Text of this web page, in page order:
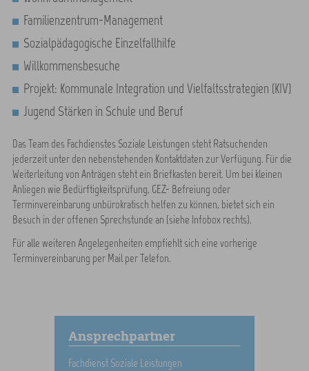
Familienzentrum-Management
Sozialpädagogische Einzelfallhilfe
Willkommensbesuche
Projekt: Kommunale Integration und Vielfaltsstrategien (KIV)
Jugend Stärken in Schule und Beruf
Das Team des Fachdienstes Soziale Leistungen steht Ratsuchenden
jederzeit unter den nebenstehenden Kontaktdaten zur Verfügung. Für die
Weiterleitung von Anträgen steht ein Briefkasten bereit. Um bei kleinen
Anliegen wie Bedürftigkeitsprüfung, GEZ- Befreiung oder
Terminvereinbarung unbürokratisch helfen zu können, bietet sich ein
Besuch in der offenen Sprechstunde an (siehe Infobox rechts).
Für alle weiteren Angelegenheiten empfiehlt sich eine vorherige
Terminvereinbarung per Mail per Telefon.
Ansprechpartner
Fachdienst Soziale Leistungen